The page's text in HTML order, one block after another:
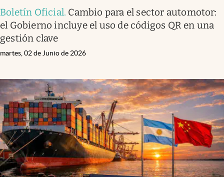
Boletín Oficial. Cambio para el sector automotor:
el Gobierno incluye el uso de códigos QR en una
gestión clave
martes, 02 de Junio de 2026